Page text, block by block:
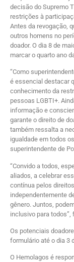
decisão do Supremo
restrições à
Antes da revogação,
outros homens no
doador. O dia 8 de
marcar o quarto ano
“Como
é essencial destacar
conhecimento da
pessoas LGBTI+.
informação e
garante o direito de
também ressalta a
igualdade em todos
superintendente de
“Convido a todos,
aliados, a celebrar
contínua pelos
independentemente
gênero. Juntos,
inclusivo para todos”,
Os potenciais
formulário até o dia 3
O Hemolagos é